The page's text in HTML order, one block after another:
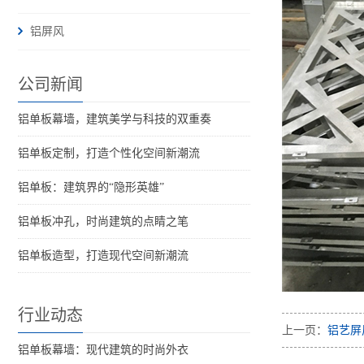
铝屏风
公司新闻
铝单板幕墙，建筑美学与科技的双重奏
铝单板定制，打造个性化空间新潮流
铝单板：建筑界的“隐形英雄”
铝单板冲孔，时尚建筑的点睛之笔
铝单板造型，打造现代空间新潮流
行业动态
铝单板幕墙：现代建筑的时尚外衣
上一页： 铝艺